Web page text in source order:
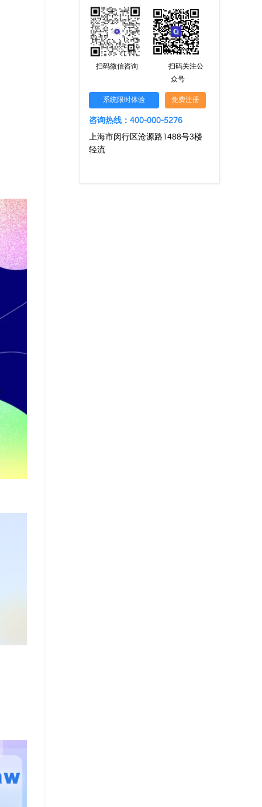
扫码微信咨询
扫码关注公
众号
系统限时体验 免费注册
咨询热线：400-000-5276
上海市闵行区沧源路1488号3楼
轻流